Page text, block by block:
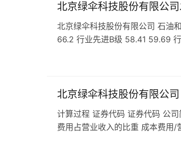
北京绿伞科技股份有限公
北京绿伞科技股份有限公司 石油
66.2 行业先进B级 58.41 59.69
北京绿伞科技股份有限公司
计算过程 证券代码 证券代码 公
费用占营业收入的比重 成本费用